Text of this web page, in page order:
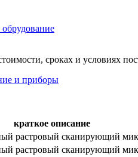
сроках и условиях
и приборы
краткое описание
растровый сканирующий
растровый сканирующий